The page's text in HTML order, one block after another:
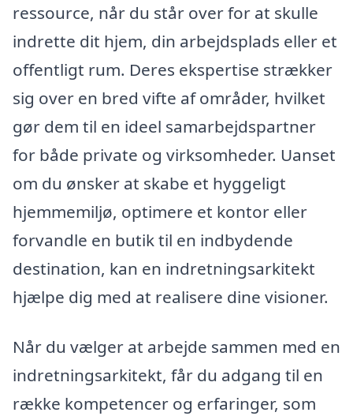
ressource, når du står over for at skulle
indrette dit hjem, din arbejdsplads eller et
offentligt rum. Deres ekspertise strækker
sig over en bred vifte af områder, hvilket
gør dem til en ideel samarbejdspartner
for både private og virksomheder. Uanset
om du ønsker at skabe et hyggeligt
hjemmemiljø, optimere et kontor eller
forvandle en butik til en indbydende
destination, kan en indretningsarkitekt
hjælpe dig med at realisere dine visioner.
Når du vælger at arbejde sammen med en
indretningsarkitekt, får du adgang til en
række kompetencer og erfaringer, som